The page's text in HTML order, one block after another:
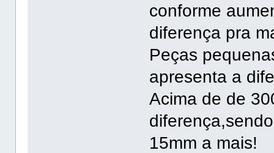
conforme
diferença pra
Peças
apresenta a
Acima de de
15mm a mais!